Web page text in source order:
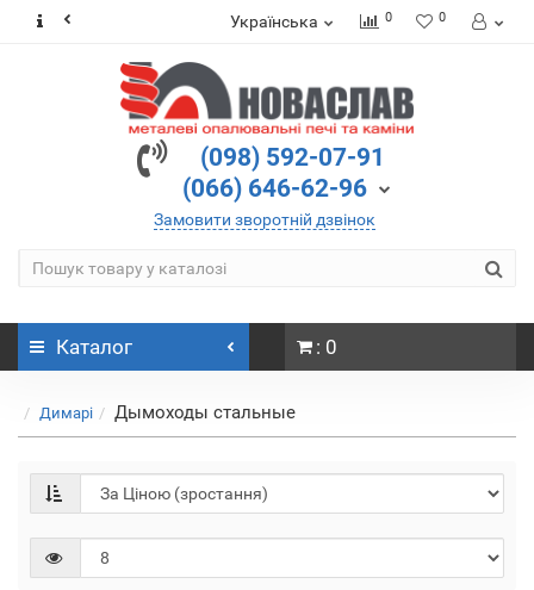
Українська 0 0
(098) 592-07-91
(066) 646-62-96
Замовити зворотній дзвінок
Каталог : 0
Димарі Дымоходы стальные